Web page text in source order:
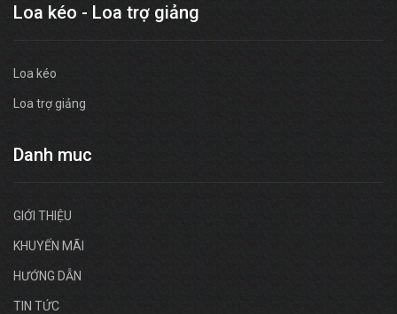
Loa kéo - Loa trợ giảng
Loa kéo
Loa trợ giảng
Danh muc
GIỚI THIỆU
KHUYẾN MÃI
HƯỚNG DẪN
TIN TỨC